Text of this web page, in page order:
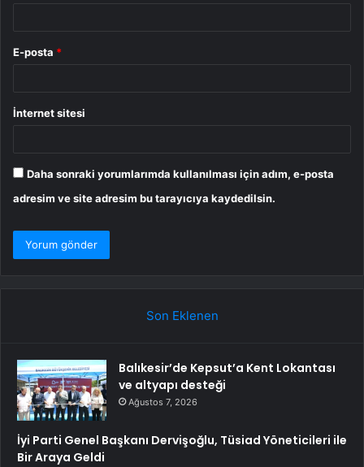
E-posta *
İnternet sitesi
Daha sonraki yorumlarımda kullanılması için adım, e-posta
adresim ve site adresim bu tarayıcıya kaydedilsin.
Son Eklenen
Balıkesir’de Kepsut’a Kent Lokantası
ve altyapı desteği
Ağustos 7, 2026
İyi Parti Genel Başkanı Dervişoğlu, Tüsiad Yöneticileri ile
Bir Araya Geldi